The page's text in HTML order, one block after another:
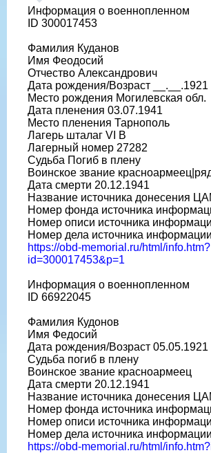
Информация о военнопленном
ID 300017453
Фамилия Куданов
Имя Феодосий
Отчество Александрович
Дата рождения/Возраст __.__.1921
Место рождения Могилевская обл.
Дата пленения 03.07.1941
Место пленения Тарнополь
Лагерь шталаг VI B
Лагерный номер 27282
Судьба Погиб в плену
Воинское звание
Дата смерти 20.12.1941
Название источника донесения
Номер фонда источника
Номер описи источника
Номер дела источника
https://obd-memorial.ru/html/info.htm?
id=300017453&p=1
Информация о военнопленном
ID 66922045
Фамилия Кудонов
Имя Федосий
Дата рождения/Возраст 05.05.1921
Судьба погиб в плену
Воинское звание красноармеец
Дата смерти 20.12.1941
Название источника донесения
Номер фонда источника
Номер описи источника
Номер дела источника
https://obd-memorial.ru/html/